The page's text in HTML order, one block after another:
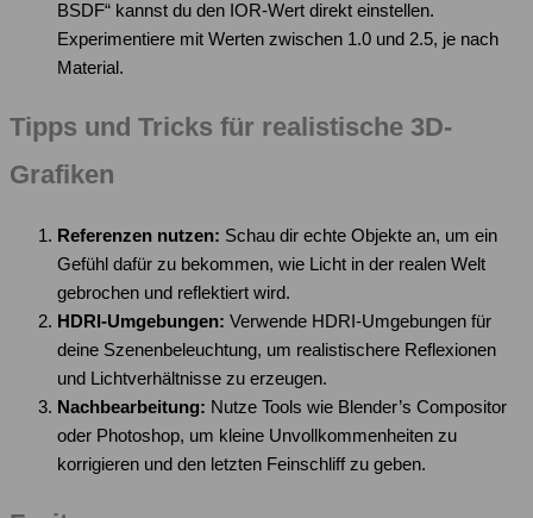
BSDF“ kannst du den IOR-Wert direkt einstellen.
Experimentiere mit Werten zwischen 1.0 und 2.5, je nach
Material.
Tipps und Tricks für realistische 3D-
Grafiken
Referenzen nutzen: Schau dir echte Objekte an, um ein
Gefühl dafür zu bekommen, wie Licht in der realen Welt
gebrochen und reflektiert wird.
HDRI-Umgebungen: Verwende HDRI-Umgebungen für
deine Szenenbeleuchtung, um realistischere Reflexionen
und Lichtverhältnisse zu erzeugen.
Nachbearbeitung: Nutze Tools wie Blender’s Compositor
oder Photoshop, um kleine Unvollkommenheiten zu
korrigieren und den letzten Feinschliff zu geben.